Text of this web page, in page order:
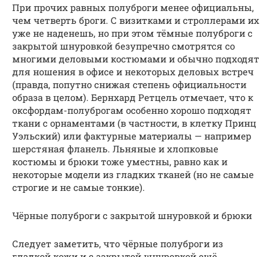
При прочих равных полуброги менее официальны,
чем четверть броги. С визитками и строллерами их
уже не наденешь, но при этом тёмные полуброги с
закрытой шнуровкой безупречно смотрятся со
многими деловыми костюмами и обычно подходят
для ношения в офисе и некоторых деловых встреч
(правда, попутно снижая степень официальности
образа в целом). Бернхард Ретцель отмечает, что к
оксфордам-полуброгам особенно хорошо подходят
ткани с орнаментами (в частности, в клетку Принц
Уэльский) или фактурные материалы — например
шерстяная фланель. Льняные и хлопковые
костюмы и брюки тоже уместны, равно как и
некоторые модели из гладких тканей (но не самые
строгие и не самые тонкие).
Чёрные полуброги с закрытой шнуровкой и брюки
Следует заметить, что чёрные полуброги из